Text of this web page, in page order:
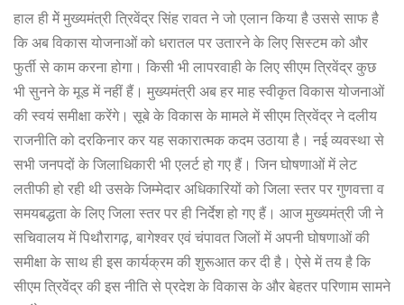
हाल ही मेें मुख्यमंत्री त्रिवेंद्र सिंह रावत ने जो एलान किया है उससे साफ है
कि अब विकास योजनाओं को धरातल पर उतारने के लिए सिस्टम को और
फुर्ती से काम करना होगा। किसी भी लापरवाही के लिए सीएम त्रिवेंद्र कुछ
भी सुनने के मूड में नहीं हैं। मुख्यमंत्री अब हर माह स्वीकृत विकास योजनाओं
की स्वयं समीक्षा करेंगे। सूबे के विकास के मामले में सीएम त्रिवेंद्र ने दलीय
राजनीति को दरकिनार कर यह सकारात्मक कदम उठाया है। नई व्यवस्था से
सभी जनपदों के जिलाधिकारी भी एलर्ट हो गए हैं। जिन घोषणाओं में लेट
लतीफी हो रही थी उसके जिम्मेदार अधिकारियों को जिला स्तर पर गुणवत्ता व
समयबद्धता के लिए जिला स्तर पर ही निर्देश हो गए हैं। आज मुख्यमंत्री जी ने
सचिवालय में पिथौरागढ़, बागेश्वर एवं चंपावत जिलों में अपनी घोषणाओं की
समीक्षा के साथ ही इस कार्यक्रम की शुरूआत कर दी है। ऐसे में तय है कि
सीएम त्रिवेेंद्र की इस नीति से प्रदेश के विकास के और बेहतर परिणाम सामने